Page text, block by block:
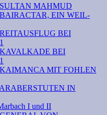
MAHMUD
EIN WEIL-
BEI
BEI
MIT FOHLEN
IN
I und II